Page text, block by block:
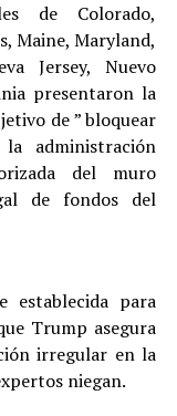
de Colorado,
Maine, Maryland,
Jersey, Nuevo
presentaron la
de ” bloquear
administración
del muro
de fondos del
establecida para
Trump asegura
irregular en la
niegan.